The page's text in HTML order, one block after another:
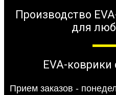
Производство
для
EVA-
Прием заказов -